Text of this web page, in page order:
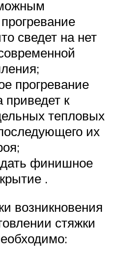
сведет на нет
прогревание
приведет к
тепловых
их
финишное
.
возникновения
стяжки